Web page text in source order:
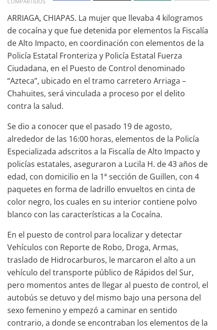
ARRIAGA, CHIAPAS. La mujer que llevaba 4 kilogramos
de cocaína y que fue detenida por elementos la Fiscalía
de Alto Impacto, en coordinación con elementos de la
Policía Estatal Fronteriza y Policía Estatal Fuerza
Ciudadana, en el Puesto de Control denominado
“Azteca”, ubicado en el tramo carretero Arriaga –
Chahuites, será vinculada a proceso por el delito
contra la salud.
Se dio a conocer que el pasado 19 de agosto,
alrededor de las 16:00 horas, elementos de la Policía
Especializada adscritos a la Fiscalía de Alto Impacto y
policías estatales, aseguraron a Lucila H. de 43 años de
edad, con domicilio en la 1ª sección de Guillen, con 4
paquetes en forma de ladrillo envueltos en cinta de
color negro, los cuales en su interior contiene polvo
blanco con las características a la Cocaína.
En el puesto de control para localizar y detectar
Vehículos con Reporte de Robo, Droga, Armas,
traslado de Hidrocarburos, le marcaron el alto a un
vehículo del transporte público de Rápidos del Sur,
pero momentos antes de llegar al puesto de control, el
autobús se detuvo y del mismo bajo una persona del
sexo femenino y empezó a caminar en sentido
contrario, a donde se encontraban los elementos de la